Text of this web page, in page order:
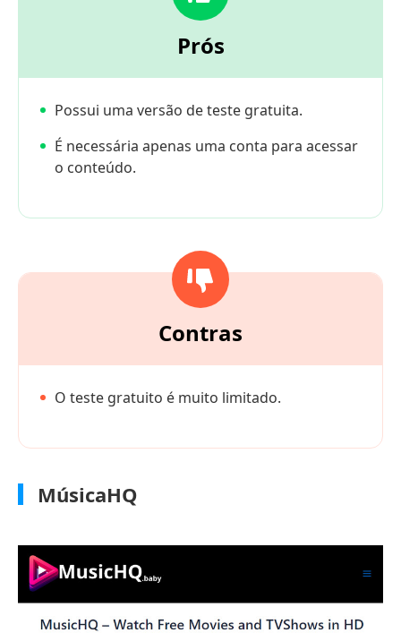
Prós
Possui uma versão de teste gratuita.
É necessária apenas uma conta para acessar
o conteúdo.
Contras
O teste gratuito é muito limitado.
MúsicaHQ